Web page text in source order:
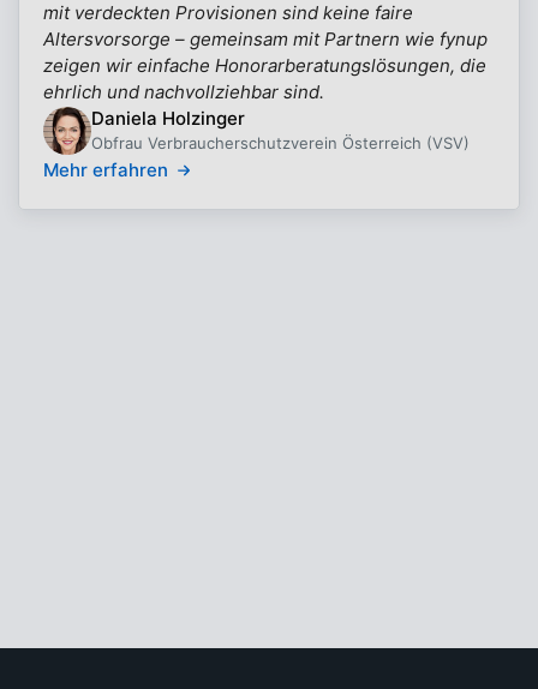
mit verdeckten Provisionen sind keine faire
Altersvorsorge – gemeinsam mit Partnern wie fynup
zeigen wir einfache Honorarberatungslösungen, die
ehrlich und nachvollziehbar sind.
Daniela Holzinger
Obfrau Verbraucherschutzverein Österreich (VSV)
Mehr erfahren